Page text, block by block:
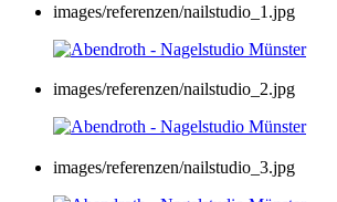
images/referenzen/nailstudio_1.jpg
images/referenzen/nailstudio_2.jpg
images/referenzen/nailstudio_3.jpg